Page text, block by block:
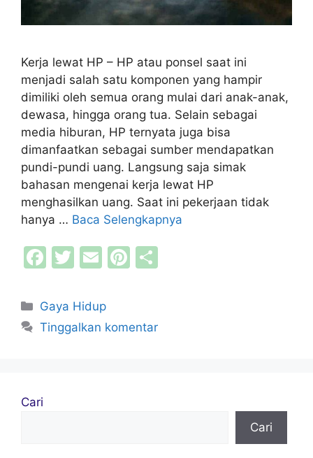
Kerja lewat HP – HP atau ponsel saat ini
menjadi salah satu komponen yang hampir
dimiliki oleh semua orang mulai dari anak-anak,
dewasa, hingga orang tua. Selain sebagai
media hiburan, HP ternyata juga bisa
dimanfaatkan sebagai sumber mendapatkan
pundi-pundi uang. Langsung saja simak
bahasan mengenai kerja lewat HP
menghasilkan uang. Saat ini pekerjaan tidak
hanya … Baca Selengkapnya
F
c
e
T
itt
er
E
ai
l
Pi
e
Kategori
Gaya Hidup
Tinggalkan komentar
Cari
Cari